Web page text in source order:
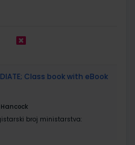
Class book with eBook
broj ministarstva: